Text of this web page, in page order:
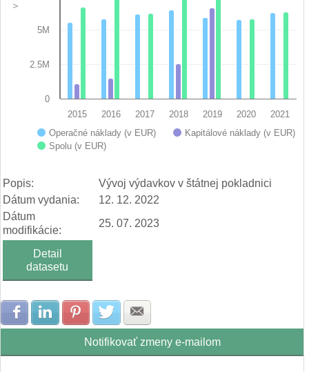
Operačné náklady (v EUR)
Kapitálové náklady (v EUR)
Spolu (v EUR)
2015 2016 2017 2018 2019 2020 2021
0
2.5M
5M
Popis:
Vývoj výdavkov v štátnej pokladnici
Dátum vydania:
12. 12. 2022
Dátum
modifikácie:
25. 07. 2023
Detail
datasetu
Zdielať na Facebook
Zdielať na LinkedIn
Zdielať na Pinterest
Zdielať na Twitter
Notifikovať zmeny e-mailom